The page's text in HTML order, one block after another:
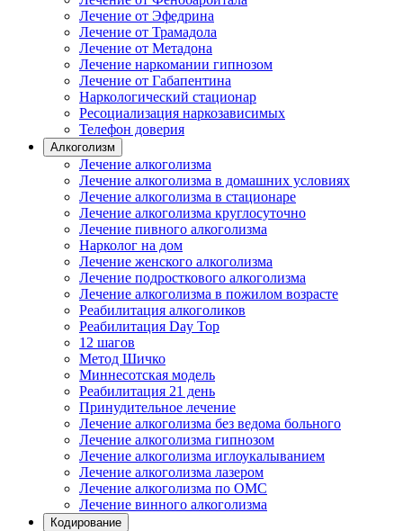
Лечение от Эфедрина
Лечение от Трамадола
Лечение от Метадона
Лечение наркомании гипнозом
Лечение от Габапентина
Наркологический стационар
Ресоциализация наркозависимых
Телефон доверия
Алкоголизм
Лечение алкоголизма
Лечение алкоголизма в домашних условиях
Лечение алкоголизма в стационаре
Лечение алкоголизма круглосуточно
Лечение пивного алкоголизма
Нарколог на дом
Лечение женского алкоголизма
Лечение подросткового алкоголизма
Лечение алкоголизма в пожилом возрасте
Реабилитация алкоголиков
Реабилитация Day Top
12 шагов
Метод Шичко
Миннесотская модель
Реабилитация 21 день
Принудительное лечение
Лечение алкоголизма без ведома больного
Лечение алкоголизма гипнозом
Лечение алкоголизма иглоукалыванием
Лечение алкоголизма лазером
Лечение алкоголизма по ОМС
Лечение винного алкоголизма
Кодирование